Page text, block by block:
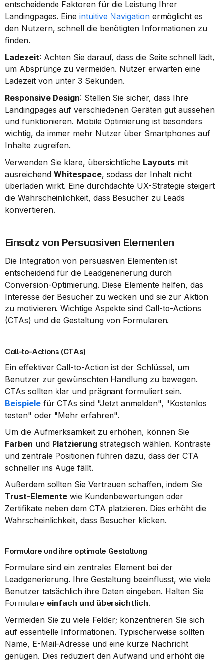
entscheidende Faktoren für die Leistung Ihrer
Landingpages. Eine intuitive Navigation ermöglicht es
den Nutzern, schnell die benötigten Informationen zu
finden.
Ladezeit: Achten Sie darauf, dass die Seite schnell lädt,
um Absprünge zu vermeiden. Nutzer erwarten eine
Ladezeit von unter 3 Sekunden.
Responsive Design: Stellen Sie sicher, dass Ihre
Landingpages auf verschiedenen Geräten gut aussehen
und funktionieren. Mobile Optimierung ist besonders
wichtig, da immer mehr Nutzer über Smartphones auf
Inhalte zugreifen.
Verwenden Sie klare, übersichtliche Layouts mit
ausreichend Whitespace, sodass der Inhalt nicht
überladen wirkt. Eine durchdachte UX-Strategie steigert
die Wahrscheinlichkeit, dass Besucher zu Leads
konvertieren.
Einsatz von Persuasiven Elementen
Die Integration von persuasiven Elementen ist
entscheidend für die Leadgenerierung durch
Conversion-Optimierung. Diese Elemente helfen, das
Interesse der Besucher zu wecken und sie zur Aktion
zu motivieren. Wichtige Aspekte sind Call-to-Actions
(CTAs) und die Gestaltung von Formularen.
Call-to-Actions (CTAs)
Ein effektiver Call-to-Action ist der Schlüssel, um
Benutzer zur gewünschten Handlung zu bewegen.
Beispiele für CTAs sind "Jetzt anmelden", "Kostenlos
testen" oder "Mehr erfahren".
Farben und Platzierung strategisch wählen. Kontraste
und zentrale Positionen führen dazu, dass der CTA
schneller ins Auge fällt.
Trust-Elemente wie Kundenbewertungen oder
Zertifikate neben dem CTA platzieren. Dies erhöht die
Wahrscheinlichkeit, dass Besucher klicken.
Formulare und ihre optimale Gestaltung
Formulare sind ein zentrales Element bei der
Leadgenerierung. Ihre Gestaltung beeinflusst, wie viele
Benutzer tatsächlich ihre Daten eingeben. Halten Sie
Formulare einfach und übersichtlich.
Vermeiden Sie zu viele Felder; konzentrieren Sie sich
auf essentielle Informationen. Typischerweise sollten
Name, E-Mail-Adresse und eine kurze Nachricht
genügen. Dies reduziert den Aufwand und erhöht die